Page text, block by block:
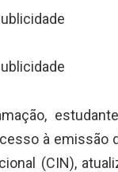
à emissão
(CIN),